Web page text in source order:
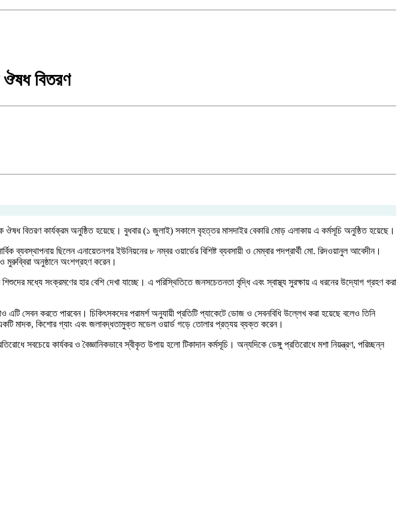
ঔষধ বিতরণ
বিতরণ কার্যক্রম অনুষ্ঠিত হয়েছে। বুধবার (১ জুলাই) সকালে বৃহত্তর মাসদাইর বেকারি মোড় এলাকায় এ কর্মসূচি অনুষ্ঠিত হয়েছে।
ব্যবস্থাপনায় ছিলেন এনায়েতনগর ইউনিয়নের ৮ নম্বর ওয়ার্ডের বিশিষ্ট ব্যবসায়ী ও মেম্বার পদপ্রার্থী মো. রিদওয়ানুল আবেদীন।
মুরুব্বিরা অনুষ্ঠানে অংশগ্রহণ করেন।
মধ্যে সংক্রমণের হার বেশি দেখা যাচ্ছে। এ পরিস্থিতিতে জনসচেতনতা বৃদ্ধি এবং স্বাস্থ্য সুরক্ষায় এ ধরনের উদ্যোগ গ্রহণ করা
সেবন করতে পারবেন। চিকিৎসকদের পরামর্শ অনুযায়ী প্রতিটি প্যাকেটে ডোজ ও সেবনবিধি উল্লেখ করা হয়েছে বলেও তিনি
মাদক, কিশোর গ্যাং এবং জলাবদ্ধতামুক্ত মডেল ওয়ার্ড গড়ে তোলার প্রত্যয় ব্যক্ত করেন।
সবচেয়ে কার্যকর ও বৈজ্ঞানিকভাবে স্বীকৃত উপায় হলো টিকাদান কর্মসূচি। অন্যদিকে ডেঙ্গু প্রতিরোধে মশা নিয়ন্ত্রণ, পরিচ্ছন্ন